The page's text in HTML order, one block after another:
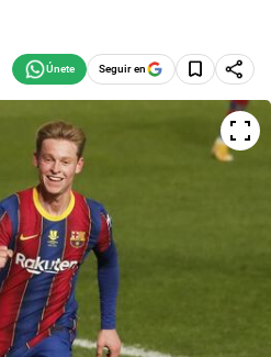
Seguir en